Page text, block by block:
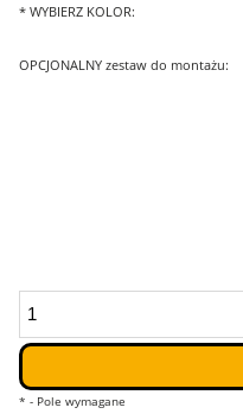
*WYBIERZ KOLOR:
OPCJONALNY zestaw do montażu:
* - Pole wymagane